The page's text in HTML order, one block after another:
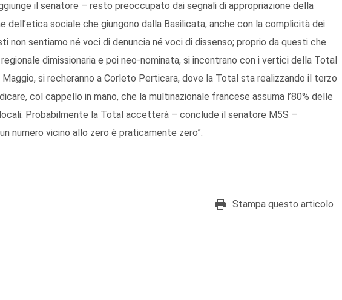
il senatore – resto preoccupato dai segnali di appropriazione della
dell’etica sociale che giungono dalla Basilicata, anche con la complicità dei
non sentiamo né voci di denuncia né voci di dissenso; proprio da questi che
dimissionaria e poi neo-nominata, si incontrano con i vertici della Total
Maggio, si recheranno a Corleto Perticara, dove la Total sta realizzando il terzo
col cappello in mano, che la multinazionale francese assuma l’80% delle
Probabilmente la Total accetterà – conclude il senatore M5S –
numero vicino allo zero è praticamente zero”.
Stampa questo articolo